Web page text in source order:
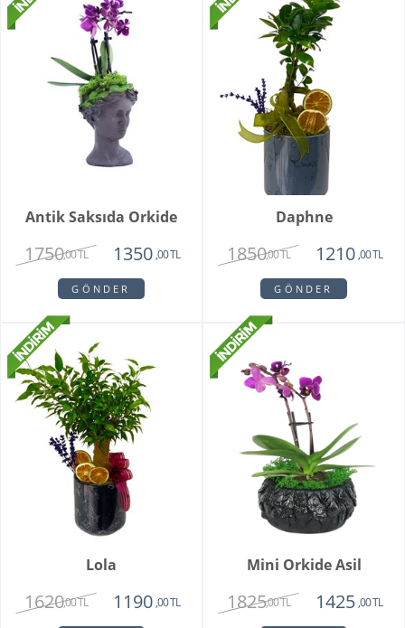
Antik Saksıda Orkide
1750,00 TL 1350 ,00 TL
GÖNDER
Daphne
1850,00 TL 1210 ,00 TL
GÖNDER
Lola
1620,00 TL 1190 ,00 TL
Mini Orkide Asil
1825,00 TL 1425 ,00 TL